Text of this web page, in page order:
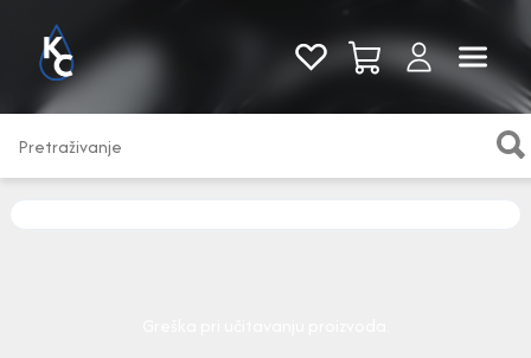
Pogledaj sve